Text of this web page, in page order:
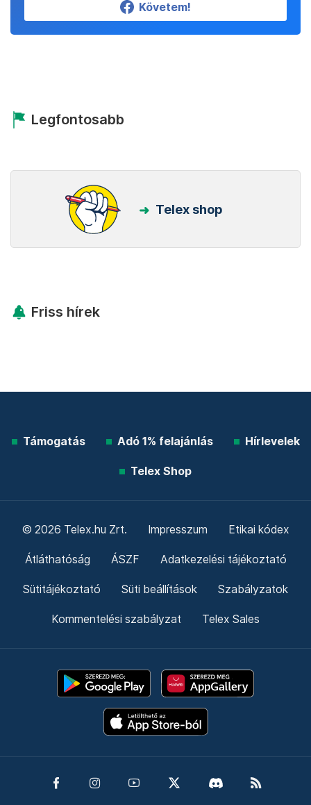
Követem!
Legfontosabb
Telex shop
Friss hírek
Támogatás Adó 1% felajánlás Hírlevelek
Telex Shop
© 2026 Telex.hu Zrt. Impresszum Etikai kódex
Átláthatóság ÁSZF Adatkezelési tájékoztató
Sütitájékoztató Süti beállítások Szabályzatok
Kommentelési szabályzat Telex Sales